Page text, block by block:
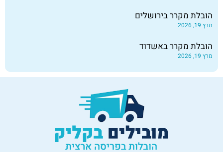
הובלת מקרר בירושלים
מרץ 19, 2026
הובלת מקרר באשדוד
מרץ 19, 2026